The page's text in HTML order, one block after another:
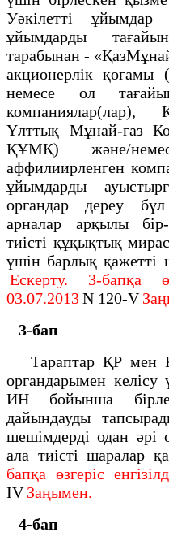
Уәкілетті
ұйымдарды
тарабынан -
акционерлік
немесе ол
компаниялар(лар),
Ұлттық Мұнай-газ
ҚҰМҚ) және/
аффилиирленген
ұйымдарды
органдар дереу
арналар арқылы
тиісті құқықтық
үшін барлық
Ескерту. 3-бапқа
03.07.2013N 120-V
3-бап
Тараптар ҚР мен
органдарымен келісу
ИН бойынша
дайындауды
шешімдерді одан әрі
ала тиісті
бапқа өзгеріс
IVЗаңымен.
4-бап